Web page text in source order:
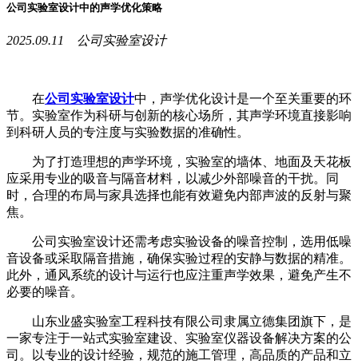
公司实验室设计中的声学优化策略
2025.09.11 公司实验室设计
在公司实验室设计中，声学优化设计是一个至关重要的环
节。实验室作为科研与创新的核心场所，其声学环境直接影响
到科研人员的专注度与实验数据的准确性。
为了打造理想的声学环境，实验室的墙体、地面及天花板
应采用专业的吸音与隔音材料，以减少外部噪音的干扰。同
时，合理的布局与家具选择也能有效避免内部声波的反射与聚
焦。
公司实验室设计还需考虑实验设备的噪音控制，选用低噪
音设备或采取隔音措施，确保实验过程的安静与数据的精准。
此外，通风系统的设计与运行也应注重声学效果，避免产生不
必要的噪音。
山东业盛实验室工程科技有限公司隶属立德集团旗下，是
一家专注于一站式实验室建设、实验室仪器设备解决方案的公
司。以专业的设计经验，规范的施工管理，高品质的产品和立